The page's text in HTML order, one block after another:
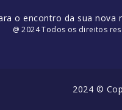
o encontro da sua nova
@ 2024 Todos os direitos
2024 ©